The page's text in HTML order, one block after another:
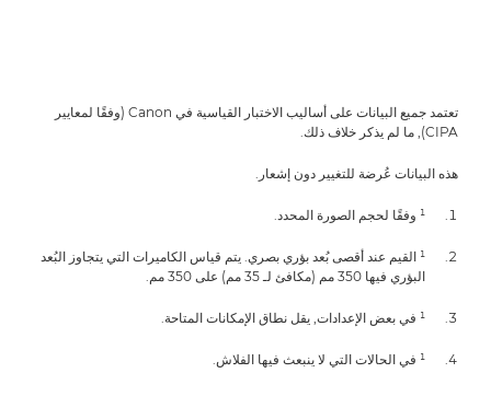
تعتمد جميع البيانات على أساليب الاختبار القياسية في Canon (وفقًا لمعايير
CIPA), ما لم يذكر خلاف ذلك.
هذه البيانات عُرضة للتغيير دون إشعار.
¹ وفقًا لحجم الصورة المحدد.
¹ القيم عند أقصى بُعد بؤري بصري. يتم قياس الكاميرات التي يتجاوز البُعد
البؤري فيها 350 مم (مكافئ لـ 35 مم) على 350 مم.
¹ في بعض الإعدادات, يقل نطاق الإمكانات المتاحة.
¹ في الحالات التي لا ينبعث فيها الفلاش.